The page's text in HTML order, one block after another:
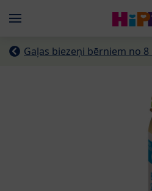
Menü
Gaļas biezeņi bērniem no